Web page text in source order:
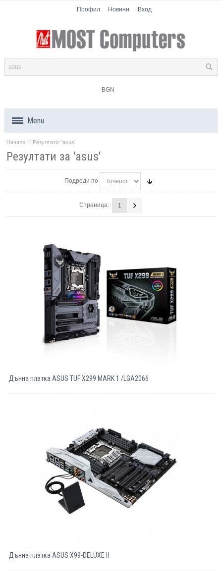
Профил Новини Вход
BGN
Menu
Продукти
Компоненти
Лаптопи
Таблети
Аксесоари
Начало Резултати: 'asus'
Резултати за 'asus'
Подреди по
Страница: 1
Дънна платка ASUS TUF X299 MARK 1 /LGA2066
Дънна платка ASUS X99-DELUXE II